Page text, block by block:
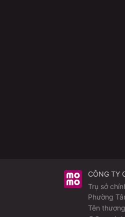
CÔNG TY
Trụ sở
Phường
Tên